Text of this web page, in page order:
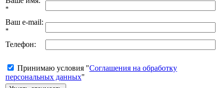
*
Ваш e-mail:
*
Телефон:
Принимаю условия "Соглашения на обработку
персональных данных"